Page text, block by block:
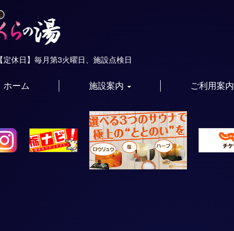
【定休日】毎月第3火曜日、施設点検日
ホーム 施設案内 ご利用案内